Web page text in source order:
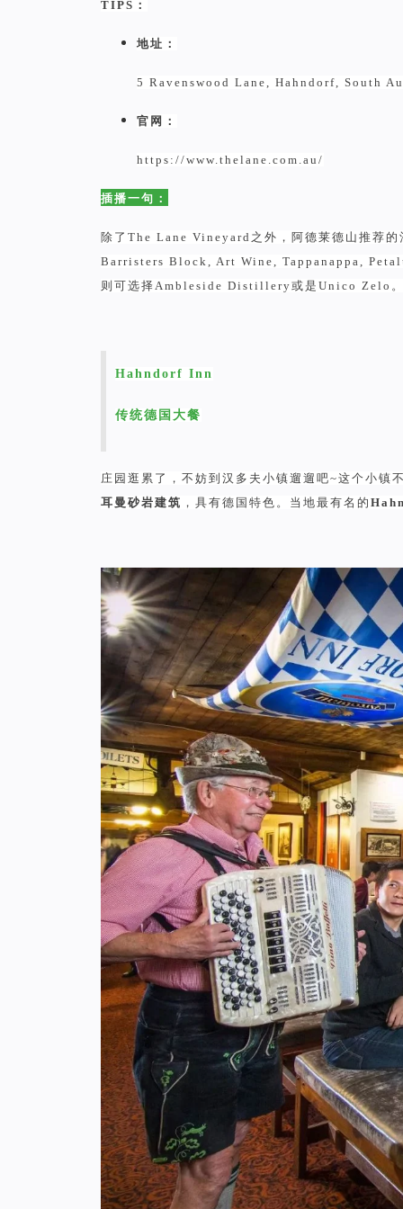
TIPS：
地址：
5 Ravenswood Lane, Hahndorf, South
官网：
https://www.thelane.com.au/
插播一句 ：
除了The Lane Vineyard之外，阿德莱德山推
Barristers Block, Art Wine, Tappanappa,
则可选择Ambleside Distillery或是Unico Zelo
Hahndorf Inn
传统德国大餐
庄园逛累了，不妨到汉多夫小镇遛遛吧~这个小镇
耳曼砂岩建筑 ，具有德国特色。当地最有名的